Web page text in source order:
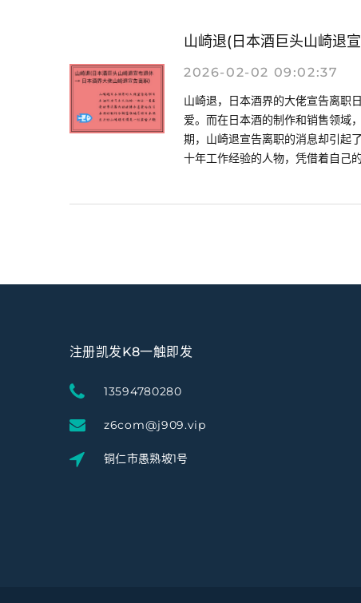
山崎退(日本酒巨头山崎退
2026-02-02 09:02:37
山崎退，日本酒界的大佬宣告离职
爱。而在日本酒的制作和销售领域
期，山崎退宣告离职的消息却引起
十年工作经验的人物，凭借着自己
注册凯发K8一触即发
13594780280
z6com@j909.vip
铜仁市愚熟坡1号